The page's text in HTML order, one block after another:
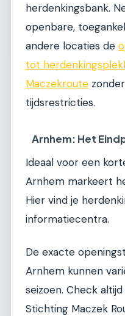
herdenkingsbank.
openbare,
andere locaties de
tot
Maczekroute
tijdsrestricties.
Arnhem: Het
Ideaal voor een
Arnhem markeert
Hier vind je
informatiecentra.
De exacte
Arnhem kunnen
seizoen. Check
Stichting Maczek